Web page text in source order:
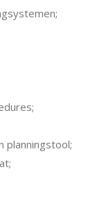
planningstool;